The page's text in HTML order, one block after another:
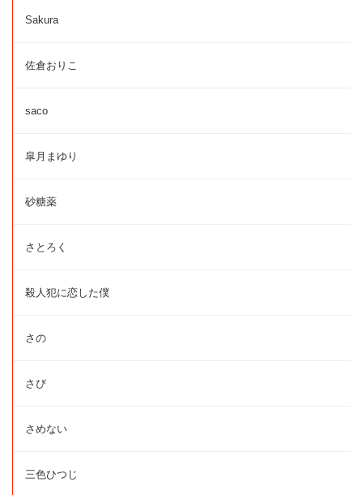
Sakura
佐倉おりこ
saco
皐月まゆり
砂糖薬
さとろく
殺人犯に恋した僕
さの
さび
さめない
三色ひつじ